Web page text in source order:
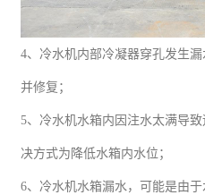
4、 冷水机内部冷凝器穿孔发生漏
并修复；
5、冷水机水箱内因注水太满导
决方式为降低水箱内水位；
6、冷水机水箱漏水，可能是由